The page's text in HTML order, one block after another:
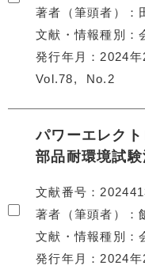
著者（筆頭者）
文献・情報種別
発行年月
2024年
Vol.78
No.2
パワーエレク
部品耐環境試
文献番号
著者（筆頭者）
文献・情報種別
発行年月
2024年